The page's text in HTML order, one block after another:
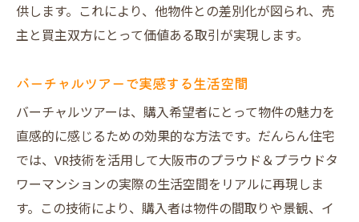
供します。これにより、他物件との差別化が図られ、売
主と買主双方にとって価値ある取引が実現します。
バーチャルツアーで実感する生活空間
バーチャルツアーは、購入希望者にとって物件の魅力を
直感的に感じるための効果的な方法です。だんらん住宅
では、VR技術を活用して大阪市のプラウド＆プラウドタ
ワーマンションの実際の生活空間をリアルに再現しま
す。この技術により、購入者は物件の間取りや景観、イ